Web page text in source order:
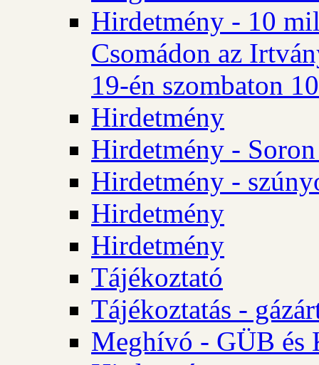
Hirdetmény - 10
Csomádon az
19-én szombaton
Hirdetmény
Hirdetmény -
Hirdetmény -
Hirdetmény
Hirdetmény
Tájékoztató
Tájékoztatás -
Meghívó - GÜB és